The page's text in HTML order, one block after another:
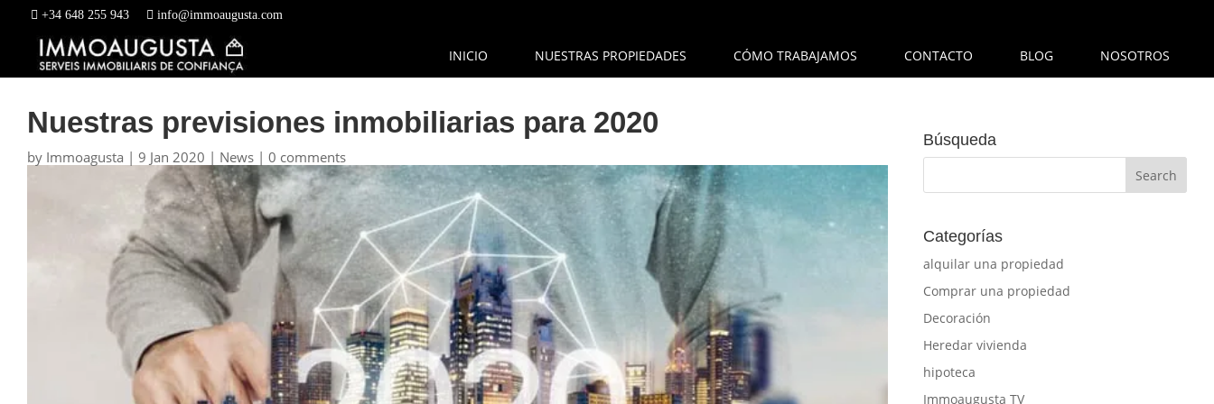
+34 648 255 943 info@immoaugusta.com
INICIO NUESTRAS PROPIEDADES CÓMO TRABAJAMOS CONTACTO BLOG NOSOTROS
Nuestras previsiones inmobiliarias para 2020
by Immoagusta | 9 Jan 2020 | News | 0 comments
Búsqueda
Categorías
alquilar una propiedad
Comprar una propiedad
Decoración
Heredar vivienda
hipoteca
Immoaugusta TV